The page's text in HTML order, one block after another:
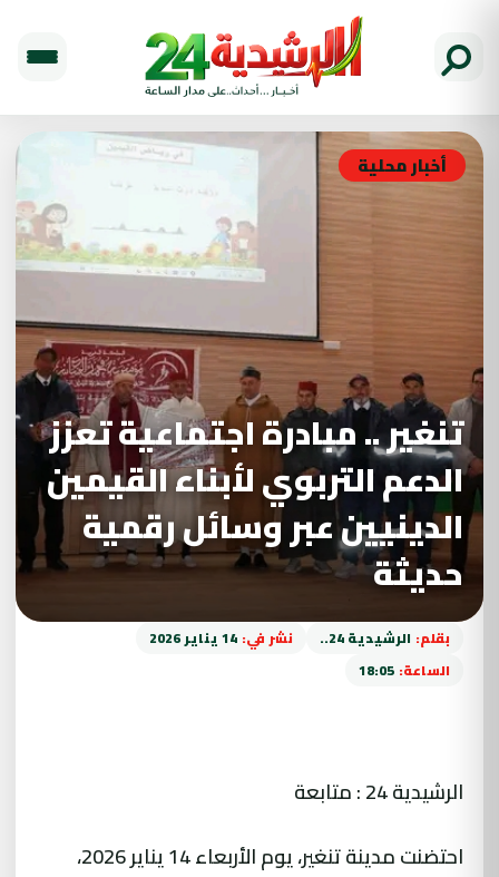
أخبار محلية
تنغير .. مبادرة اجتماعية تعزز
الدعم التربوي لأبناء القيمين
الدينيين عبر وسائل رقمية
حديثة
بقلم: الرشيدية 24.. نشر في: 14 يناير 2026
الساعة: 18:05
الرشيدية 24 : متابعة
احتضنت مدينة تنغير، يوم الأربعاء 14 يناير 2026،